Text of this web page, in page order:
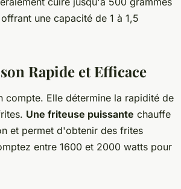
une capacité de 1 à 1,5
Rapide et Efficace
compte. Elle détermine la rapidité de
Une friteuse puissante chauffe
et permet d'obtenir des frites
entre 1600 et 2000 watts pour